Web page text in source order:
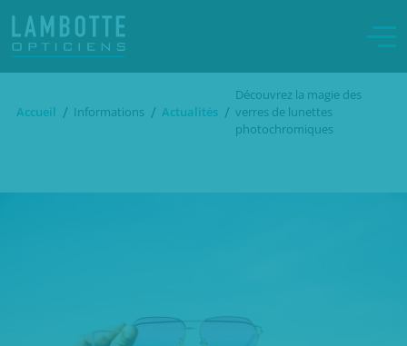
Accueil / Informations / Actualités /
Découvrez la magie des
verres de lunettes
photochromiques